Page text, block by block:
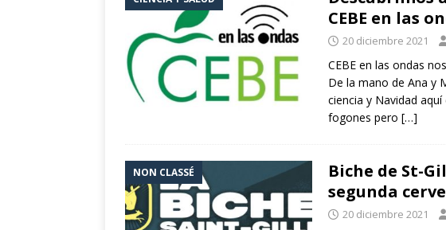
CEBE en las
20 diciembre 2021
CEBE en las ondas
De la mano de Ana y
ciencia y Navidad
fogones pero […]
NON CLASSÉ
Biche de St-
segunda
20 diciembre 2021